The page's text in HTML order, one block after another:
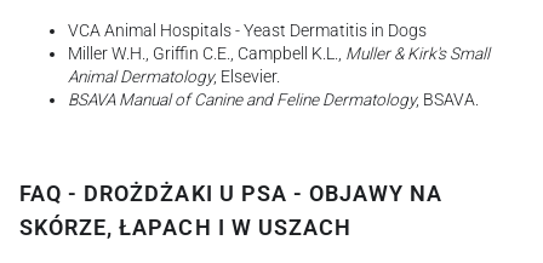
VCA Animal Hospitals - Yeast Dermatitis in Dogs
Miller W.H., Griffin C.E., Campbell K.L., Muller & Kirk's Small
Animal Dermatology, Elsevier.
BSAVA Manual of Canine and Feline Dermatology, BSAVA.
FAQ - DROŻDŻAKI U PSA - OBJAWY NA
SKÓRZE, ŁAPACH I W USZACH